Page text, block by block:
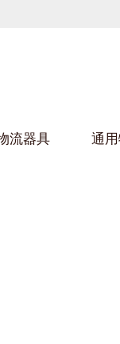
流器具 通